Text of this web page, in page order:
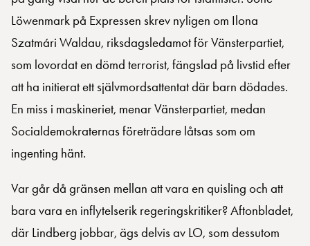
Löwenmark på Expressen skrev nyligen om Ilona
Szatmári Waldau, riksdagsledamot för Vänsterpartiet,
som lovordat en dömd terrorist, fängslad på livstid efter
att ha initierat ett självmordsattentat där barn dödades.
En miss i maskineriet, menar Vänsterpartiet, medan
Socialdemokraternas företrädare låtsas som om
ingenting hänt.
Var går då gränsen mellan att vara en quisling och att
bara vara en inflytelserik regeringskritiker? Aftonbladet,
där Lindberg jobbar, ägs delvis av LO, som dessutom